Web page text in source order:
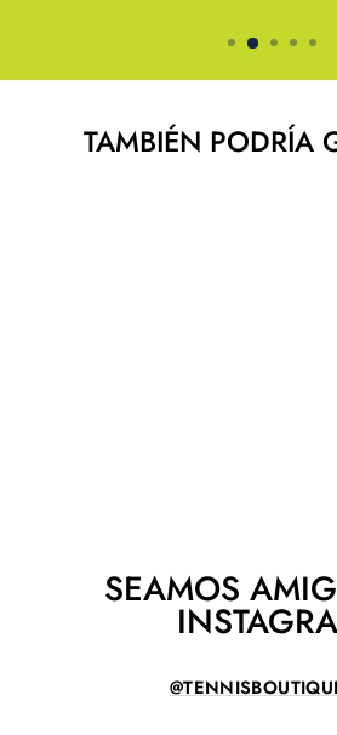
TAMBIÉN PODRÍA
SEAMOS